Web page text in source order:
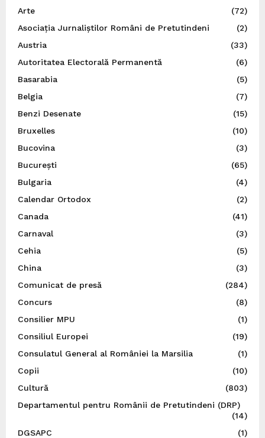
Arte
(72)
Asociația Jurnaliștilor Români de Pretutindeni
(2)
Austria
(33)
Autoritatea Electorală Permanentă
(6)
Basarabia
(5)
Belgia
(7)
Benzi Desenate
(15)
Bruxelles
(10)
Bucovina
(3)
București
(65)
Bulgaria
(4)
Calendar Ortodox
(2)
Canada
(41)
Carnaval
(3)
Cehia
(5)
China
(3)
Comunicat de presă
(284)
Concurs
(8)
Consilier MPU
(1)
Consiliul Europei
(19)
Consulatul General al României la Marsilia
(1)
Copii
(10)
Cultură
(803)
Departamentul pentru Românii de Pretutindeni (DRP)
(14)
DGSAPC
(1)